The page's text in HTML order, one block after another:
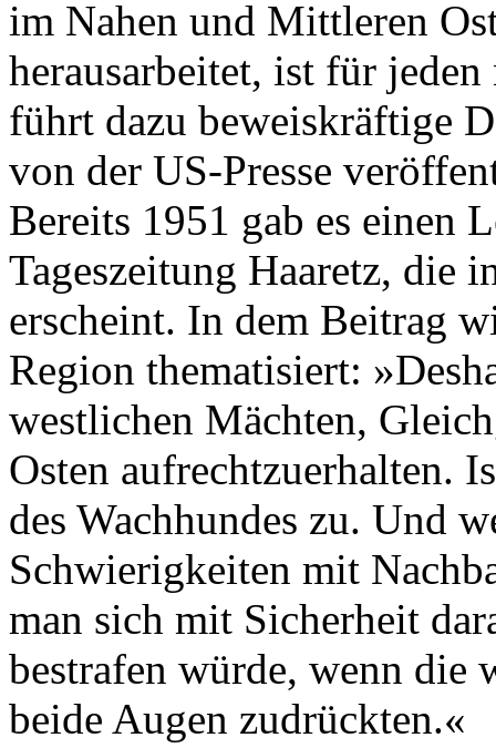
im Nahen und Mittleren
herausarbeitet, ist für
führt dazu beweiskräftige
von der US-Presse
Bereits 1951 gab es einen
Tageszeitung Haaretz, die
erscheint. In dem Beitrag
Region thematisiert:
westlichen Mächten,
Osten aufrechtzuerhalten.
des Wachhundes zu. Und
Schwierigkeiten mit
man sich mit Sicherheit
bestrafen würde, wenn die
beide Augen zudrückten.«